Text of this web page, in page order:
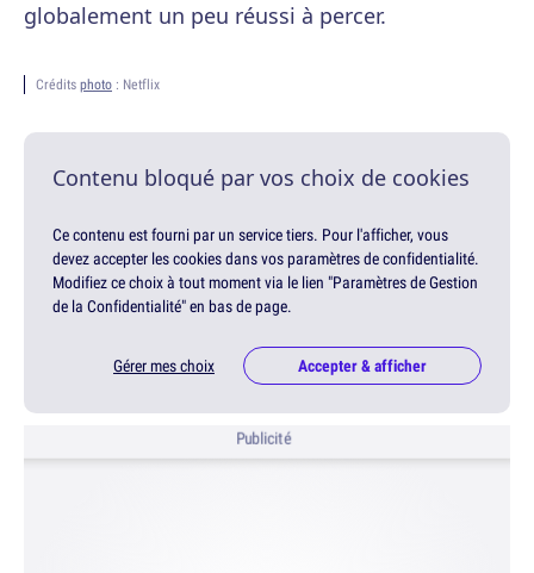
globalement un peu réussi à percer.
Crédits photo : Netflix
Contenu bloqué par vos choix de cookies
Ce contenu est fourni par un service tiers. Pour l'afficher, vous
devez accepter les cookies dans vos paramètres de confidentialité.
Modifiez ce choix à tout moment via le lien "Paramètres de Gestion
de la Confidentialité" en bas de page.
Gérer mes choix Accepter & afficher
Publicité